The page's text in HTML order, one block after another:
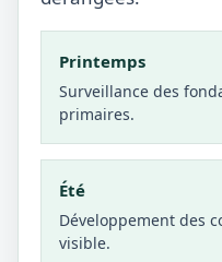
Printemps
Surveillance des
primaires.
Été
Développement des
visible.